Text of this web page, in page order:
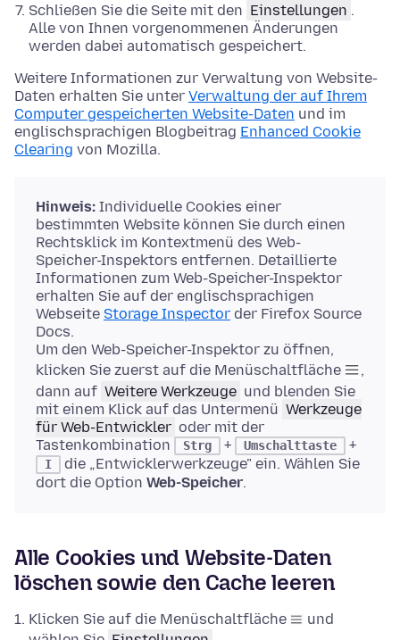
Schließen Sie die Seite mit den Einstellungen .
Alle von Ihnen vorgenommenen Änderungen
werden dabei automatisch gespeichert.
Weitere Informationen zur Verwaltung von Website-
Daten erhalten Sie unter Verwaltung der auf Ihrem
Computer gespeicherten Website-Daten und im
englischsprachigen Blogbeitrag Enhanced Cookie
Clearing von Mozilla.
Hinweis: Individuelle Cookies einer
bestimmten Website können Sie durch einen
Rechtsklick im Kontextmenü des Web-
Speicher-Inspektors entfernen. Detaillierte
Informationen zum Web-Speicher-Inspektor
erhalten Sie auf der englischsprachigen
Webseite Storage Inspector der Firefox Source
Docs.
Um den Web-Speicher-Inspektor zu öffnen,
klicken Sie zuerst auf die Menüschaltfläche
,
dann auf Weitere Werkzeuge und blenden Sie
mit einem Klick auf das Untermenü Werkzeuge
für Web-Entwickler oder mit der
Tastenkombination
Strg + Umschalttaste +
I
die „Entwicklerwerkzeuge" ein. Wählen Sie
dort die Option Web-Speicher.
Alle Cookies und Website-Daten
löschen sowie den Cache leeren
Klicken Sie auf die Menüschaltfläche
und